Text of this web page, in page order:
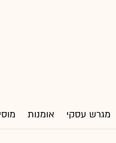
מגרש עסקי אומנות